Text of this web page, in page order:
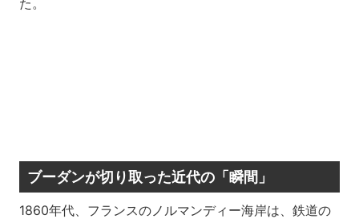
ブーダンが切り取った近代の「瞬間」
1860年代、フランスのノルマンディー海岸は、鉄道の